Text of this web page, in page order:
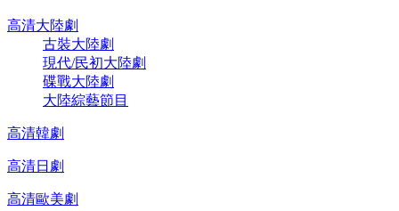
高清大陸劇
古裝大陸劇
現代/民初大陸劇
碟戰大陸劇
大陸綜藝節目
高清韓劇
高清日劇
高清歐美劇